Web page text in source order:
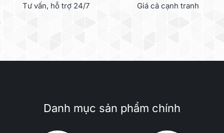
Tư vấn, hỗ trợ 24/7 Giá cả cạnh tranh
Danh mục sản phẩm chính